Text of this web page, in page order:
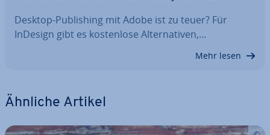
Desktop-Pu­bli­shing mit Adobe ist zu teuer? Für
InDesign gibt es kos­ten­lo­se Al­ter­na­ti­ven,…
Mehr lesen
Ähnliche Artikel